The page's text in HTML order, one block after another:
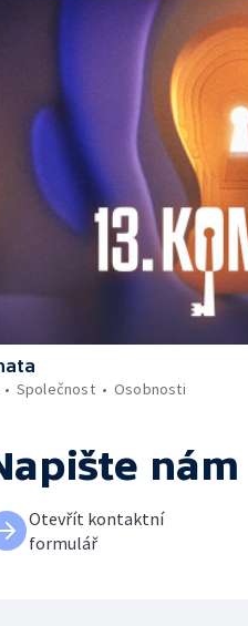
Společnost Osobnosti
nám
Otevřít kontaktní
formulář